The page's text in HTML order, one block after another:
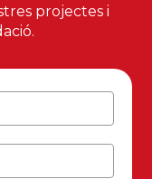
projectes i